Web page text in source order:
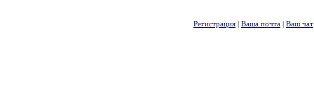
Регистрация | Ваша почта | Ваш чат